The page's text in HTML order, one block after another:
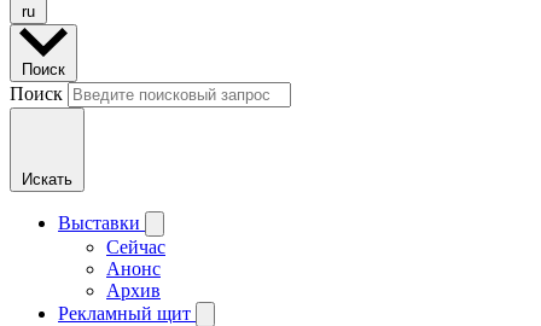
ru
Поиск
Поиск
Искать
Выставки
Сейчас
Анонс
Архив
Рекламный щит